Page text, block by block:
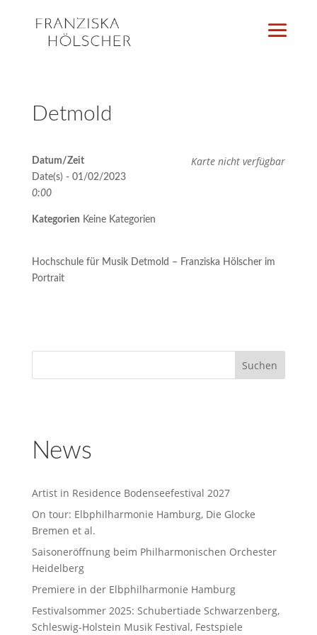
Detmold
Karte nicht verfügbar
Datum/Zeit
Date(s) - 01/02/2023
0:00
Kategorien Keine Kategorien
Hochschule für Musik Detmold – Franziska Hölscher im
Portrait
News
Artist in Residence Bodenseefestival 2027
On tour: Elbphilharmonie Hamburg, Die Glocke
Bremen et al.
Saisoneröffnung beim Philharmonischen Orchester
Heidelberg
Premiere in der Elbphilharmonie Hamburg
Festivalsommer 2025: Schubertiade Schwarzenberg,
Schleswig-Holstein Musik Festival, Festspiele